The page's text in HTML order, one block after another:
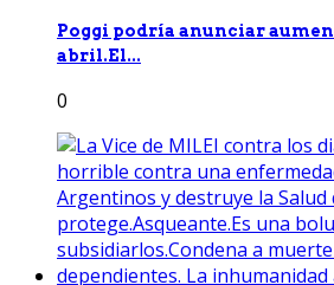
Poggi podría anunciar
abril.El...
0